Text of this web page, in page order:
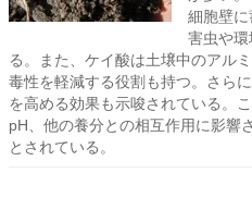
細胞壁
害虫や
る。また、ケイ酸は土壌中のアル
毒性を軽減する役割も持つ。さら
を高める効果も示唆されている。
pH、他の養分との相互作用に影響
とされている。